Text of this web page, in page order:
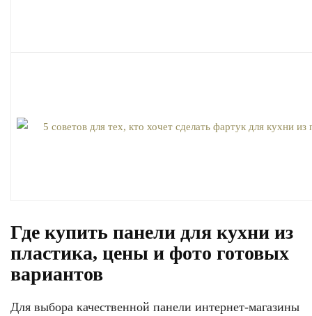
Где купить панели для кухни из
пластика, цены и фото готовых
вариантов
Для выбора качественной панели интернет-магазины